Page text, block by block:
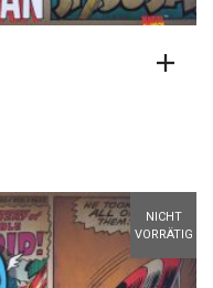
NICHT
VORRÄTIG